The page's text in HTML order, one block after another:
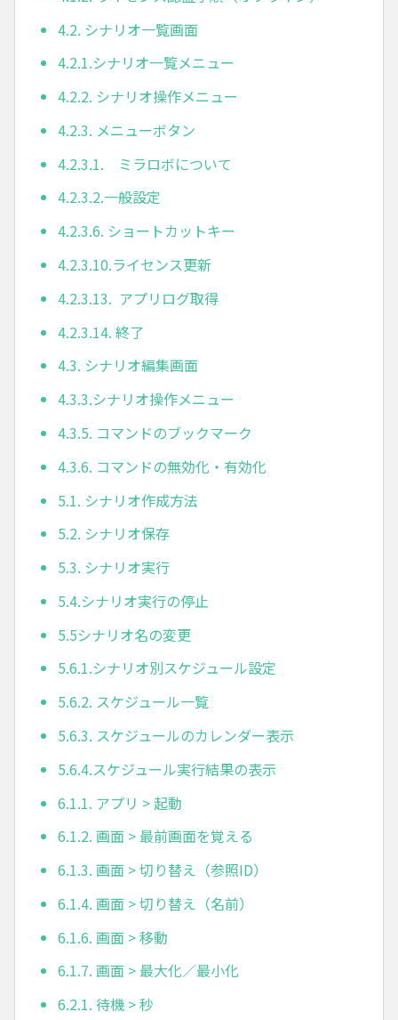
4.2. シナリオ一覧画面
4.2.1.シナリオ一覧メニュー
4.2.2. シナリオ操作メニュー
4.2.3. メニューボタン
4.2.3.1. ミラロボについて
4.2.3.2.一般設定
4.2.3.6. ショートカットキー
4.2.3.10.ライセンス更新
4.2.3.13. アプリログ取得
4.2.3.14. 終了
4.3. シナリオ編集画面
4.3.3.シナリオ操作メニュー
4.3.5. コマンドのブックマーク
4.3.6. コマンドの無効化・有効化
5.1. シナリオ作成方法
5.2. シナリオ保存
5.3. シナリオ実行
5.4.シナリオ実行の停止
5.5シナリオ名の変更
5.6.1.シナリオ別スケジュール設定
5.6.2. スケジュール一覧
5.6.3. スケジュールのカレンダー表示
5.6.4.スケジュール実行結果の表示
6.1.1. アプリ > 起動
6.1.2. 画面 > 最前画面を覚える
6.1.3. 画面 > 切り替え（参照ID）
6.1.4. 画面 > 切り替え（名前）
6.1.6. 画面 > 移動
6.1.7. 画面 > 最大化／最小化
6.2.1. 待機 > 秒